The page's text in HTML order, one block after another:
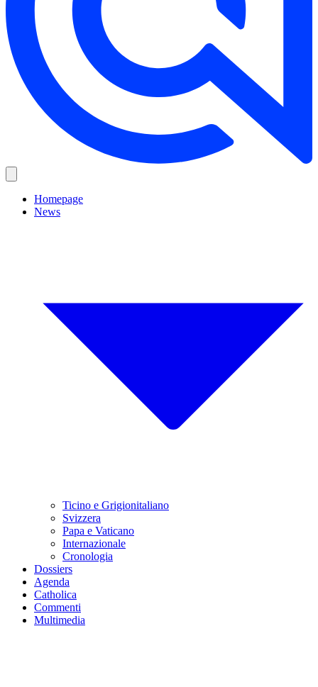
Homepage
News
Ticino e Grigionitaliano
Svizzera
Papa e Vaticano
Internazionale
Cronologia
Dossiers
Agenda
Catholica
Commenti
Multimedia